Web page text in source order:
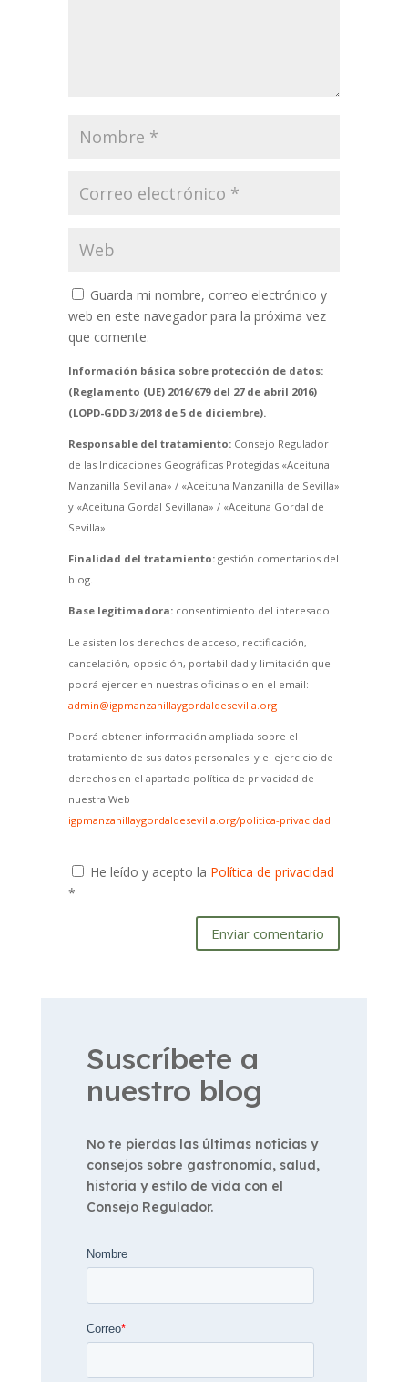
Guarda mi nombre, correo electrónico y
web en este navegador para la próxima vez
que comente.
Información básica sobre protección de datos:
(Reglamento (UE) 2016/679 del 27 de abril 2016)
(LOPD-GDD 3/2018 de 5 de diciembre).
Responsable del tratamiento:Consejo Regulador
de las Indicaciones Geográficas Protegidas «Aceituna
Manzanilla Sevillana» / «Aceituna Manzanilla de Sevilla»
y «Aceituna Gordal Sevillana» / «Aceituna Gordal de
Sevilla».
Finalidad del tratamiento:gestión comentarios del
blog.
Base legitimadora:consentimiento del interesado.
Le asisten los derechos de acceso, rectificación,
cancelación, oposición, portabilidad y limitación que
podrá ejercer en nuestras oficinas o en el email:
admin@igpmanzanillaygordaldesevilla.org
Podrá obtener información ampliada sobre el
tratamiento de sus datos personales y el ejercicio de
derechos en el apartado política de privacidad de
nuestra Web
igpmanzanillaygordaldesevilla.org/politica-privacidad
He leído y acepto la Política de privacidad
*
Enviar comentario
Suscríbete a
nuestro blog
No te pierdas las últimas noticias y
consejos sobre gastronomía, salud,
historia y estilo de vida con el
Consejo Regulador.